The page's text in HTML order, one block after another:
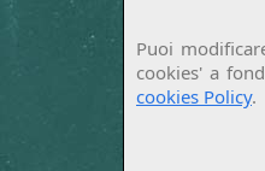
Puoi
cookies' a
cookies Policy.